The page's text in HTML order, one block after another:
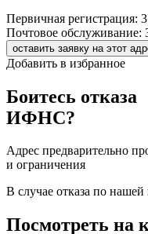
Первичная регистрация:
Почтовое обслуживание:
оставить заявку на этот
Добавить в избранное
Боитесь отказа
ИФНС?
Адрес предварительно
и ограничения
В случае отказа по
Посмотреть на